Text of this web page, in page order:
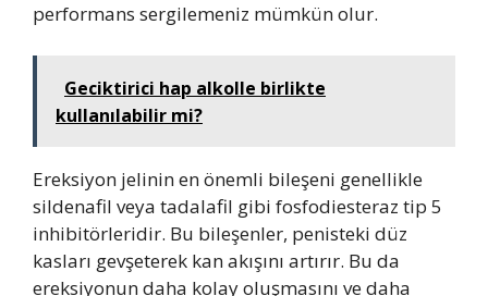
performans sergilemeniz mümkün olur.
Geciktirici hap alkolle birlikte
kullanılabilir mi?
Ereksiyon jelinin en önemli bileşeni genellikle
sildenafil veya tadalafil gibi fosfodiesteraz tip 5
inhibitörleridir. Bu bileşenler, penisteki düz
kasları gevşeterek kan akışını artırır. Bu da
ereksiyonun daha kolay oluşmasını ve daha